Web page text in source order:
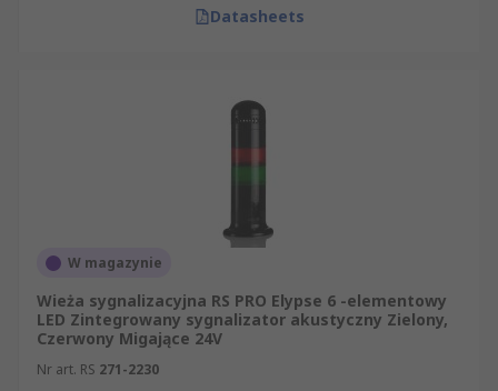
Datasheets
W magazynie
Wieża sygnalizacyjna RS PRO Elypse 6 -elementowy
LED Zintegrowany sygnalizator akustyczny Zielony,
Czerwony Migające 24V
Nr art. RS 271-2230